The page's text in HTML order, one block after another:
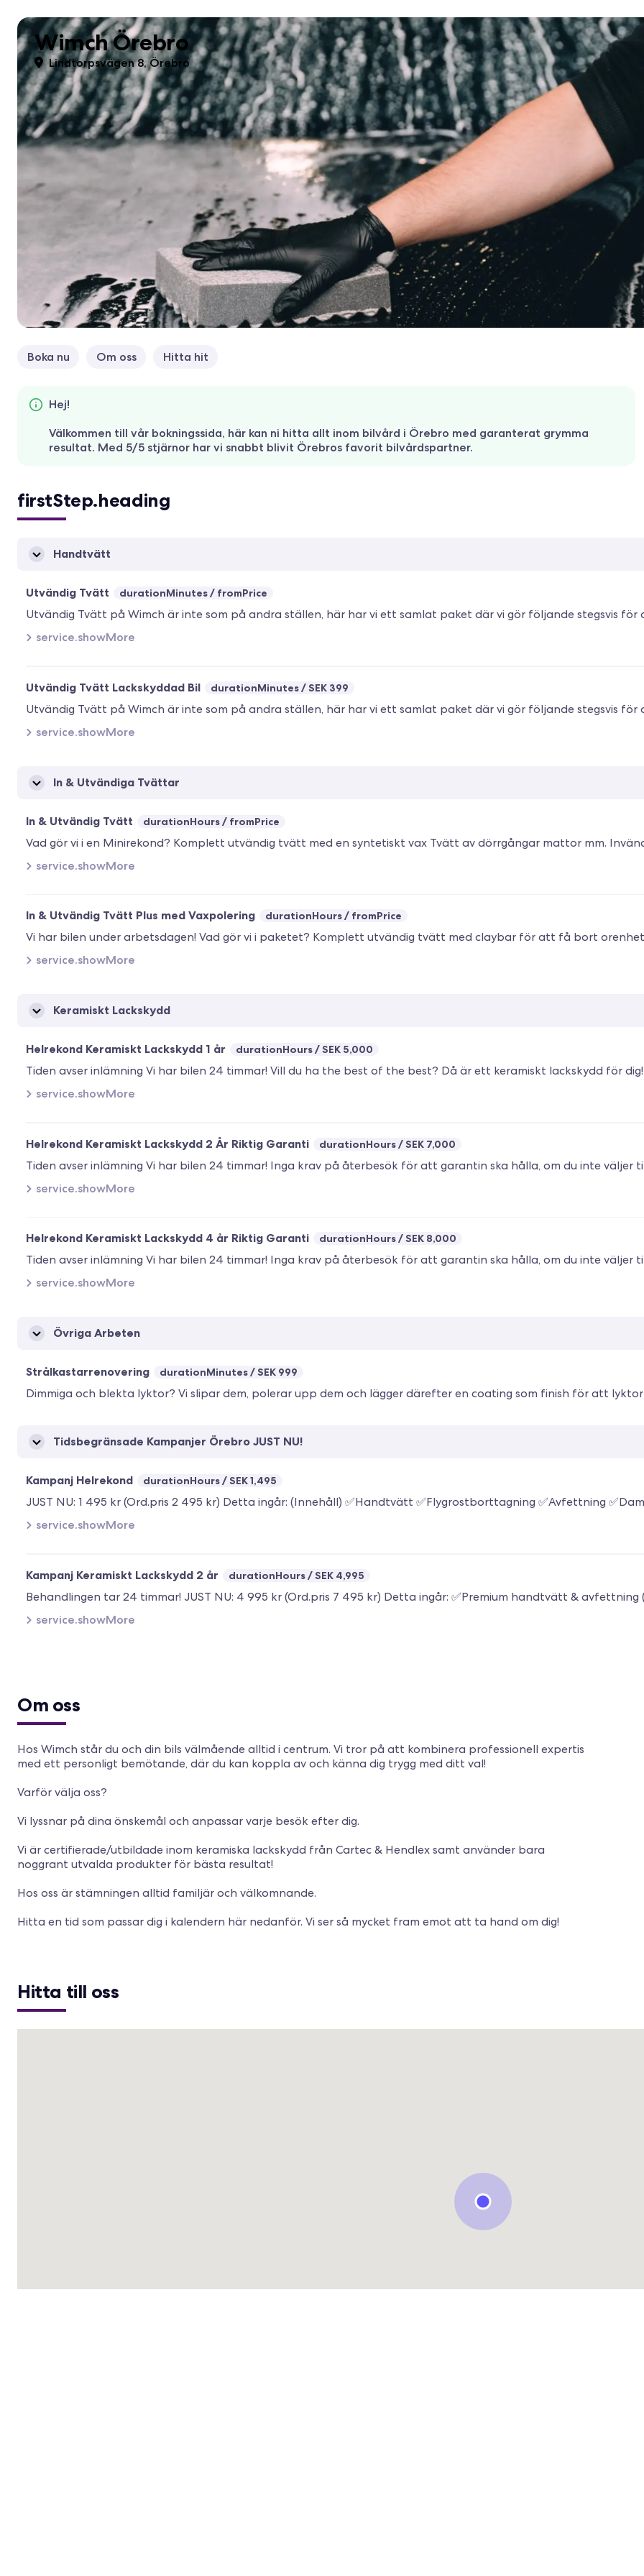
Wimch Örebro
Lindtorpsvägen 8, Örebro
Boka nu Om oss Hitta hit
Hej!
Välkommen till vår bokningssida, här kan ni hitta allt inom bilvård i Örebro med garanterat grymma
resultat. Med 5/5 stjärnor har vi snabbt blivit Örebros favorit bilvårdspartner.
firstStep.heading
Handtvätt
Utvändig Tvätt durationMinutes fromPrice
service.showMore
Utvändig Tvätt Lackskyddad Bil durationMinutes SEK 399
service.showMore
In & Utvändiga Tvättar
In & Utvändig Tvätt durationHours fromPrice
service.showMore
In & Utvändig Tvätt Plus med Vaxpolering durationHours fromPrice
service.showMore
Keramiskt Lackskydd
Helrekond Keramiskt Lackskydd 1 år durationHours SEK 5,000
service.showMore
Helrekond Keramiskt Lackskydd 2 År Riktig Garanti durationHours SEK 7,000
service.showMore
Helrekond Keramiskt Lackskydd 4 år Riktig Garanti durationHours SEK 8,000
service.showMore
Övriga Arbeten
Strålkastarrenovering durationMinutes SEK 999
Dimmiga och blekta lyktor? Vi slipar dem, polerar upp dem och lägger därefter en coating som finish för att
Tidsbegränsade Kampanjer Örebro JUST NU!
Kampanj Helrekond durationHours SEK 1,495
service.showMore
Kampanj Keramiskt Lackskydd 2 år durationHours SEK 4,995
service.showMore
Om oss
Hos Wimch står du och din bils välmående alltid i centrum. Vi tror på att kombinera professionell expertis
med ett personligt bemötande, där du kan koppla av och känna dig trygg med ditt val!
Varför välja oss?
Vi lyssnar på dina önskemål och anpassar varje besök efter dig.
Vi är certifierade/utbildade inom keramiska lackskydd från Cartec & Hendlex samt använder bara
noggrant utvalda produkter för bästa resultat!
Hos oss är stämningen alltid familjär och välkomnande.
Hitta en tid som passar dig i kalendern här nedanför. Vi ser så mycket fram emot att ta hand om dig!
Hitta till oss